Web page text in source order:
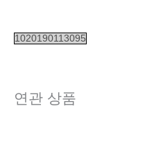
1020190113095
연관 상품